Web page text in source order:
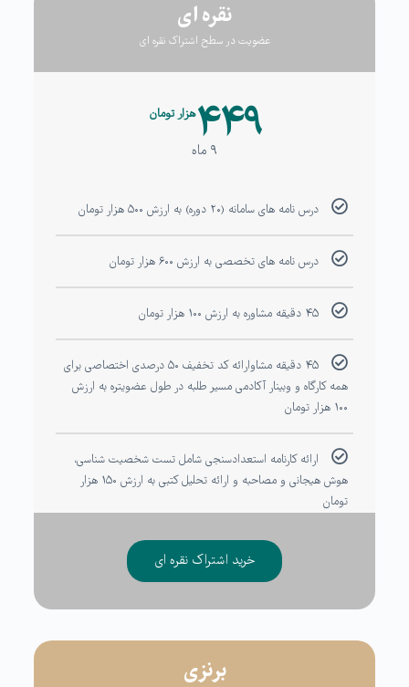
نقره ای
عضویت در سطح اشتراک نقره ای
هزار تومان۴۴۹
۹ ماه
درس نامه های سامانه (۲۰ دوره) به ارزش ۵۰۰ هزار تومان
درس نامه های تخصصی به ارزش ۶۰۰ هزار تومان
۴۵ دقیقه مشاوره به ارزش ۱۰۰ هزار تومان
۴۵ دقیقه مشاوارائه کد تخفیف ۵۰ درصدی اختصاصی برای
همه کارگاه و وبینار آکادمی مسیر طلبه در طول عضویتره به ارزش
۱۰۰ هزار تومان
ارائه کارنامه استعدادسنجی شامل تست شخصیت شناسی،
هوش هیجانی و مصاحبه و ارائه تحلیل کتبی به ارزش ۱۵۰ هزار
تومان
خرید اشتراک نقره ای
برنزی